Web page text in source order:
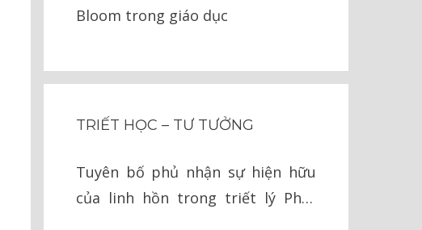
Bloom trong giáo dục
TRIẾT HỌC – TƯ TƯỞNG
Tuyên bố phủ nhận sự hiện hữu
của linh hồn trong triết lý Phật